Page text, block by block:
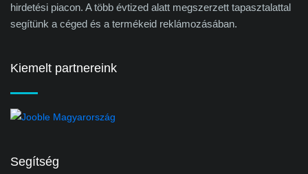
hirdetési piacon. A több évtized alatt megszerzett tapasztalattal
segítünk a céged és a termékeid reklámozásában.
Kiemelt partnereink
Segítség